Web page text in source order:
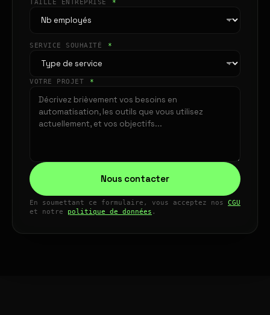
TAILLE ENTREPRISE *
SERVICE SOUHAITÉ *
VOTRE PROJET *
Nous contacter
En soumettant ce formulaire, vous acceptez nos CGU
et notre politique de données .